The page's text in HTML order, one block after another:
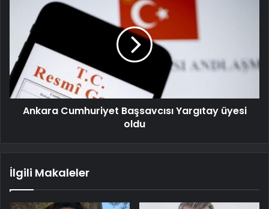
Ankara Cumhuriyet Başsavcısı Yargıtay üyesi
oldu
İlgili Makaleler